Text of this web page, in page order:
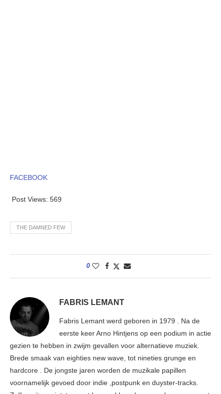
FACEBOOK
Post Views: 569
THE DAMNED FEW
0
FABRIS LEMANT
Fabris Lemant werd geboren in 1979 . Na de
eerste keer Arno Hintjens op een podium in actie
gezien te hebben in zwijm gevallen voor alternatieve muziek.
Brede smaak van eighties new wave, tot nineties grunge en
hardcore . De jongste jaren worden de muzikale papillen
voornamelijk gevoed door indie ,postpunk en duyster-tracks.